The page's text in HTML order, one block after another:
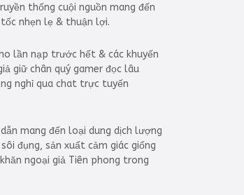
thống cuội nguồn mang đến
nhẹn lẹ & thuận lợi.
lần nạp trước hết & các khuyến
giữ chân quý gamer đọc lâu
nghỉ qua chat trực tuyến
mang đến loại dung dịch lượng
đụng, sản xuất cảm giác giống
ngoại giả Tiên phong trong